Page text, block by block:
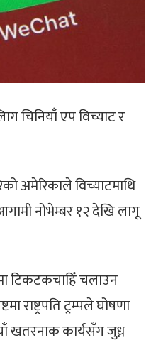
चिनियाँ एप विच्याट र
अमेरिकाले विच्याटमाथि
नोभेम्बर १२ देखि लागू
टिकटकचाहिँ चलाउन
ट्रम्पले घोषणा
खतरनाक कार्यसँग जुध्न